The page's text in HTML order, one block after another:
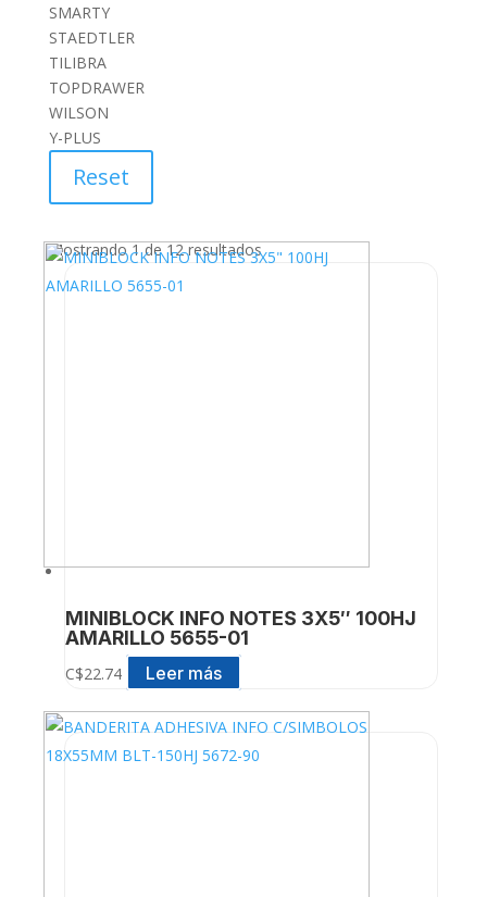
SMARTY
STAEDTLER
TILIBRA
TOPDRAWER
WILSON
Y-PLUS
Reset
Mostrando 1 de 12 resultados
MINIBLOCK INFO NOTES 3X5″ 100HJ
AMARILLO 5655-01
C$22.74 Leer más